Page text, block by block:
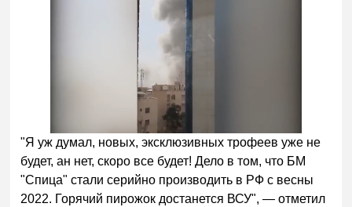
"Я уж думал, новых, эксклюзивных трофеев уже не
будет, ан нет, скоро все будет! Дело в том, что БМ
"Спица" стали серийно производить в РФ с весны
2022. Горячий пирожок достанется ВСУ", — отметил